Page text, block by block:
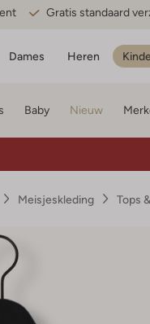
Gratis standaard
Dames Heren
Baby Nieuw
Meisjeskleding Tops